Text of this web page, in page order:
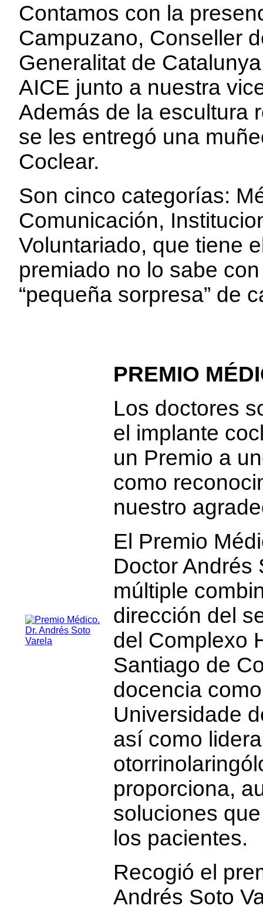
Contamos con la
Campuzano, Conseller
Generalitat de
AICE junto a nuestra
Además de la escultura
se les entregó una
Coclear.
Son cinco categorías:
Comunicación,
Voluntariado, que tiene
premiado no lo sabe
“pequeña sorpresa” de
PREMIO
Los doctores
el implante
un Premio a
como
nuestro
El Premio
Doctor Andrés
múltiple
dirección del
del Complexo
Santiago de
docencia
Universidade
así como
proporciona,
soluciones
los pacientes.
Recogió el
Andrés Soto